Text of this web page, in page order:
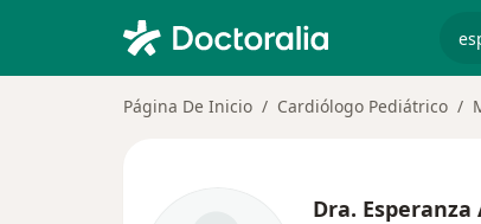
Página De Inicio Cardiólogo Pediátrico
Dra. Esperanza